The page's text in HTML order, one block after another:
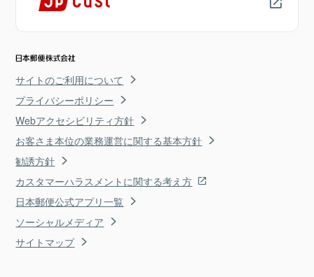
サイトのご利用について
プライバシーポリシー
Webアクセシビリティ方針
お客さま本位の業務運営に関する基本方針
勧誘方針
カスタマーハラスメントに関する考え方
日本郵便公式アプリ一覧
ソーシャルメディア
サイトマップ